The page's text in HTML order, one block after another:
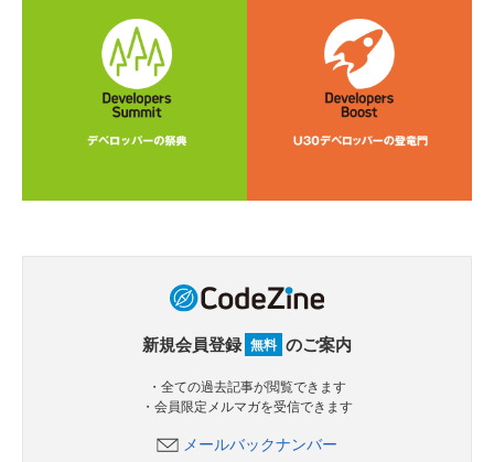
新規会員登録 無料 のご案内
・全ての過去記事が閲覧できます
・会員限定メルマガを受信できます
メールバックナンバー